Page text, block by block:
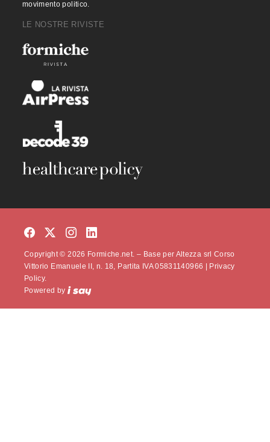
movimento politico.
LE NOSTRE RIVISTE
Copyright © 2026 Formiche.net. – Base per Altezza srl Corso
Vittorio Emanuele II, n. 18, Partita IVA 05831140966 | Privacy
Policy.
Powered by